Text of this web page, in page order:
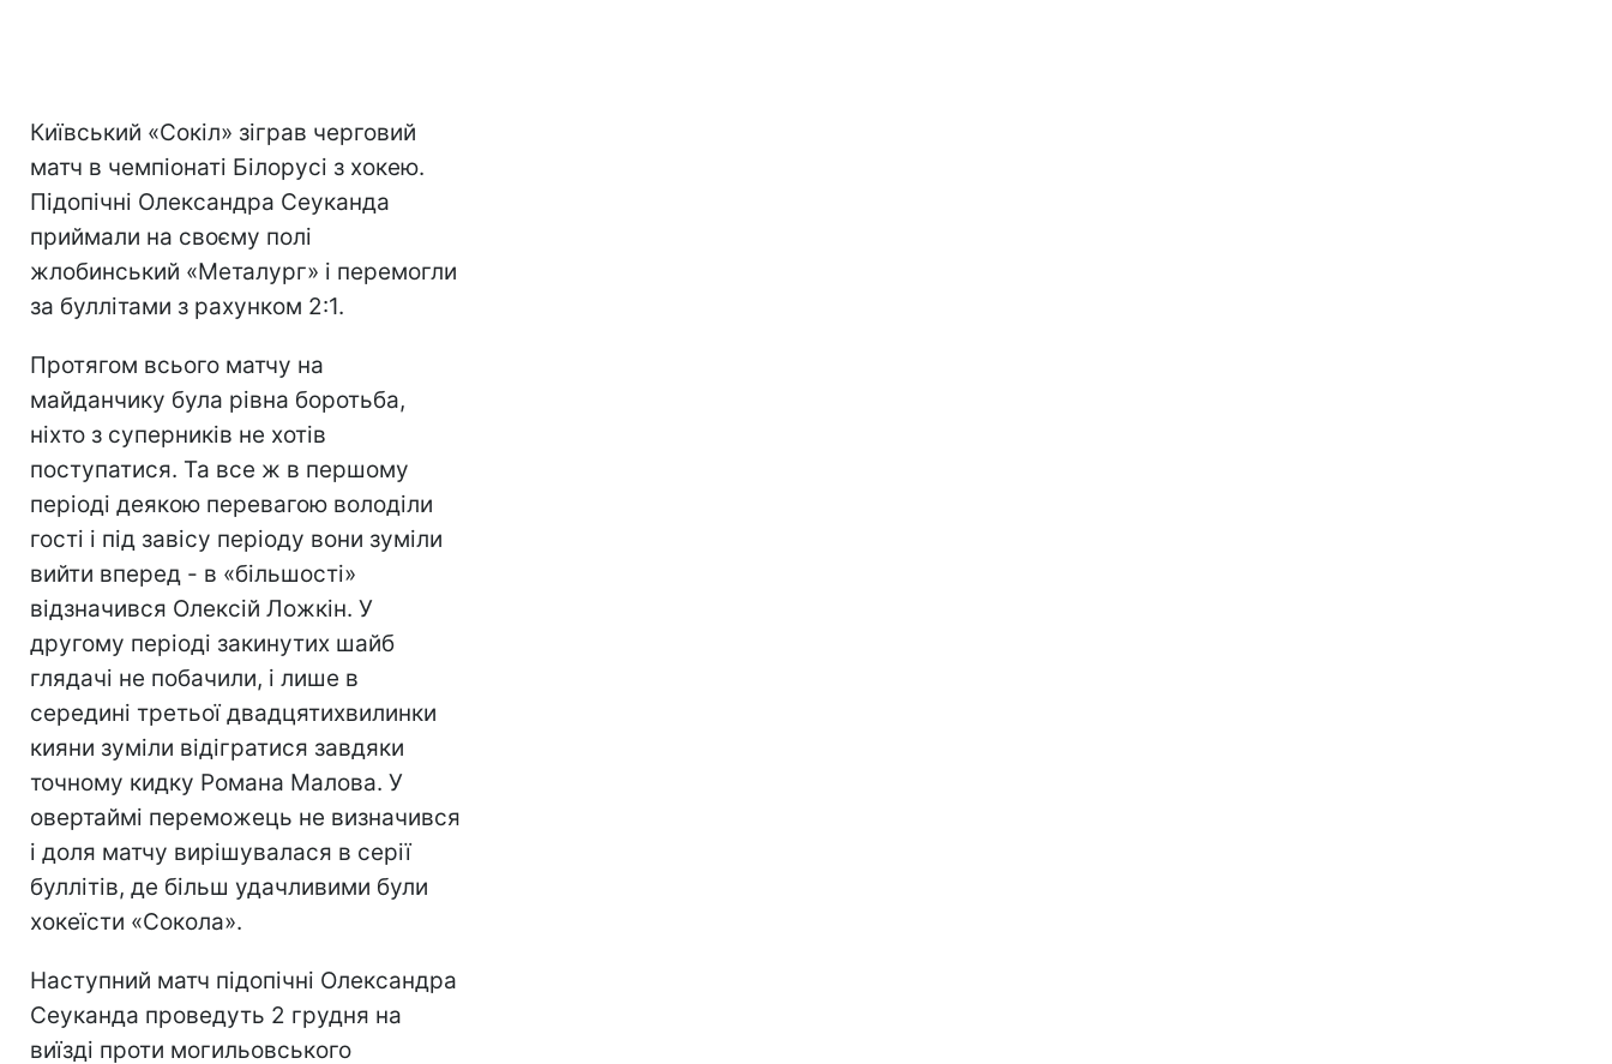
Київський «Сокіл» зіграв черговий
матч в чемпіонаті Білорусі з хокею.
Підопічні Олександра Сеуканда
приймали на своєму полі
жлобинський «Металург» і перемогли
за буллітами з рахунком 2:1.
Протягом всього матчу на
майданчику була рівна боротьба,
ніхто з суперників не хотів
поступатися. Та все ж в першому
періоді деякою перевагою володіли
гості і під завісу періоду вони зуміли
вийти вперед - в «більшості»
відзначився Олексій Ложкін. У
другому періоді закинутих шайб
глядачі не побачили, і лише в
середині третьої двадцятихвилинки
кияни зуміли відігратися завдяки
точному кидку Романа Малова. У
овертаймі переможець не визначився
і доля матчу вирішувалася в серії
буллітів, де більш удачливими були
хокеїсти «Сокола».
Наступний матч підопічні Олександра
Сеуканда проведуть 2 грудня на
виїзді проти могильовського